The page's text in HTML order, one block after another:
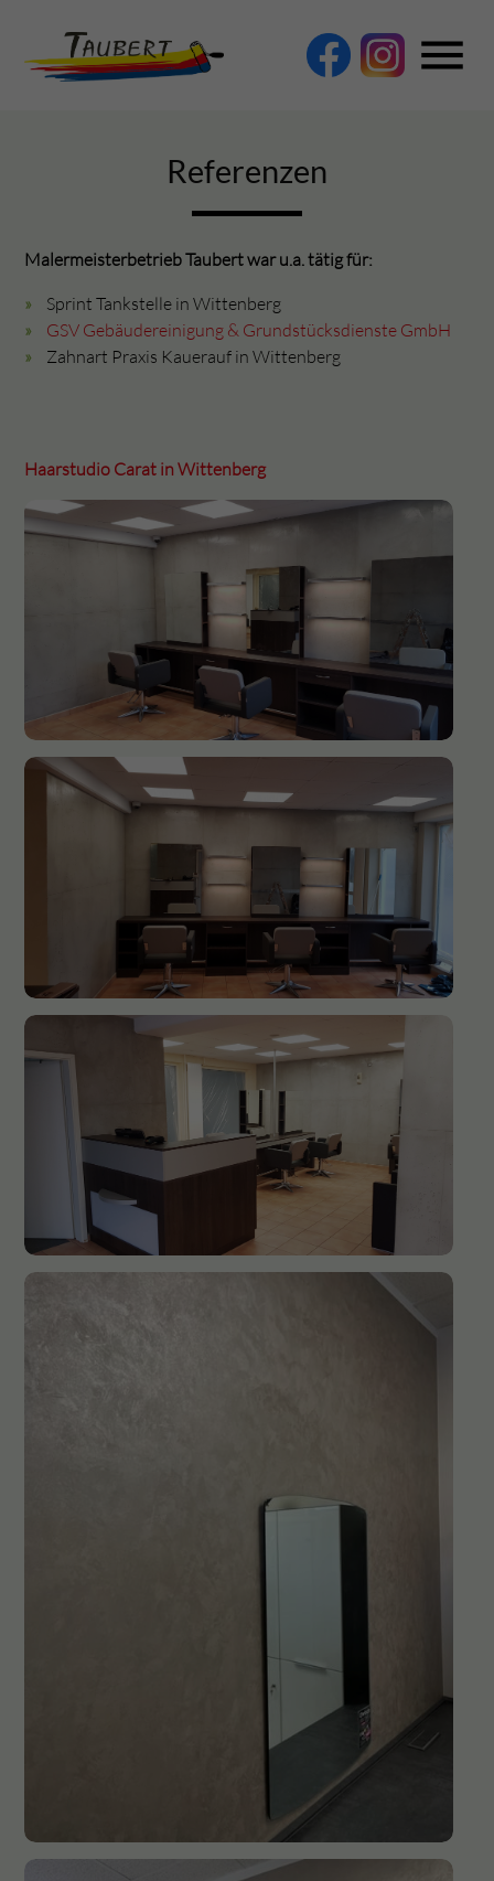
menu
Referenzen
Malermeisterbetrieb Taubert war u.a. tätig für:
Sprint Tankstelle in Wittenberg
GSV Gebäudereinigung & Grundstücksdienste GmbH
Zahnart Praxis Kauerauf in Wittenberg
Haarstudio Carat in Wittenberg